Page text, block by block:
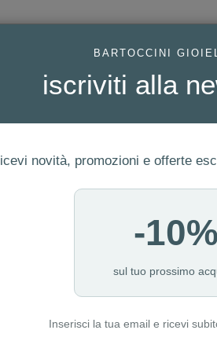
GIOIELLI MODA OROLOGI
BARTOCCINI
iscriviti alla
novità, promozioni e offerte
-10%
sul tuo prossimo
Inserisci la tua email e ricevi